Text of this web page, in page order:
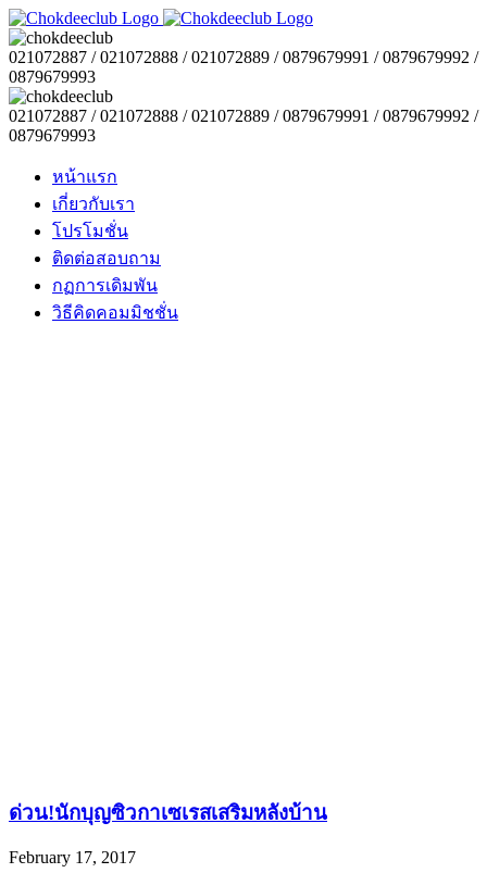
021072887 / 021072888 / 021072889 / 0879679991 / 0879679992 /
0879679993
021072887 / 021072888 / 021072889 / 0879679991 / 0879679992 /
0879679993
หน้าแรก
เกี่ยวกับเรา
โปรโมชั่น
ติดต่อสอบถาม
กฏการเดิมพัน
วิธีคิดคอมมิชชั่น
ด่วน!นักบุญซิวกาเซเรสเสริมหลังบ้าน
February 17, 2017